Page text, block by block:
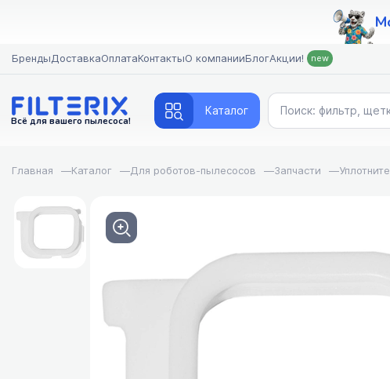
БрендыДоставкаОплатаКонтактыО компанииБлогАкции! new
Всё для вашего пылесоса!
Каталог
Главная —Каталог —Для роботов-пылесосов —Запчасти —